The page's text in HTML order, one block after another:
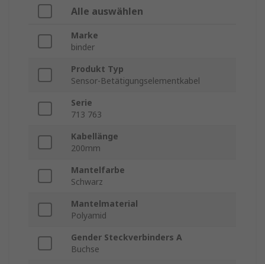
Alle auswählen
Marke
binder
Produkt Typ
Sensor-Betätigungselementkabel
Serie
713 763
Kabellänge
200mm
Mantelfarbe
Schwarz
Mantelmaterial
Polyamid
Gender Steckverbinders A
Buchse